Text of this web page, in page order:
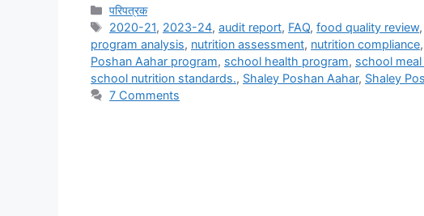
Categories
परिपत्रक
Tags
2020-21, 2023-24,audit report, FAQ,food quality review
program analysis, nutrition assessment, nutrition compliance,
Poshan Aahar program, school health program, school
school nutrition standards., Shaley Poshan Aahar, Shaley
7 Comments